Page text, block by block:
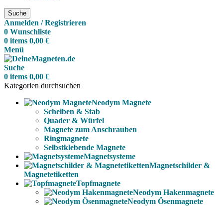
Suche
Anmelden / Registrieren
0 Wunschliste
0 items 0,00 €
Menü
Suche
0 items 0,00 €
Kategorien durchsuchen
Neodym Magnete
Scheiben & Stab
Quader & Würfel
Magnete zum Anschrauben
Ringmagnete
Selbstklebende Magnete
Magnetsysteme
Magnetschilder &
Magnetetiketten
Topfmagnete
Neodym Hakenmagnete
Neodym Ösenmagnete